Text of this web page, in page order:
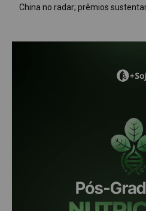
China no radar; prêmios